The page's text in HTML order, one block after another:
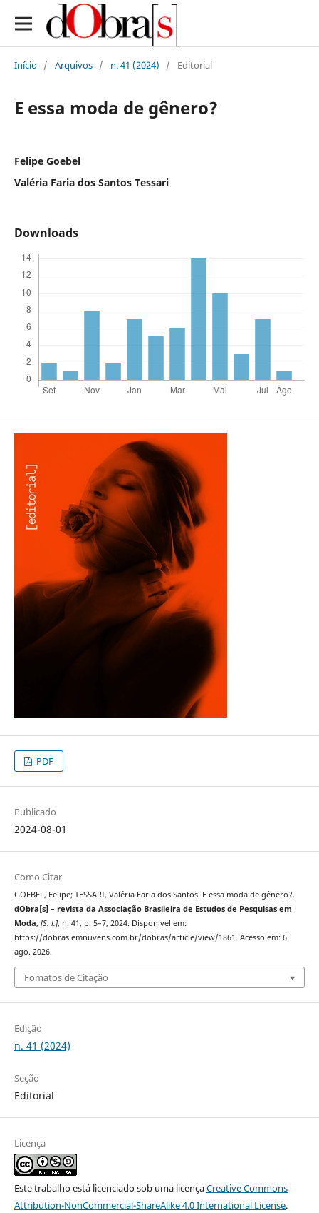
Início / Arquivos / n. 41 (2024) / Editorial
E essa moda de gênero?
Felipe Goebel
Valéria Faria dos Santos Tessari
Downloads
PDF
Publicado
2024-08-01
Como Citar
GOEBEL, Felipe; TESSARI, Valéria Faria dos Santos. E essa moda de gênero?.
dObra[s] – revista da Associação Brasileira de Estudos de Pesquisas em
Moda, [S. l.], n. 41, p. 5–7, 2024. Disponível em:
https://dobras.emnuvens.com.br/dobras/article/view/1861. Acesso em: 6
ago. 2026.
Fomatos de Citação
Edição
n. 41 (2024)
Seção
Editorial
Licença
Este trabalho está licenciado sob uma licençaCreative Commons
Attribution-NonCommercial-ShareAlike 4.0 International License.